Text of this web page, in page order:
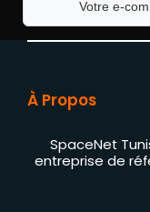
Votre e-
À Propos
SpaceNet
entreprise de